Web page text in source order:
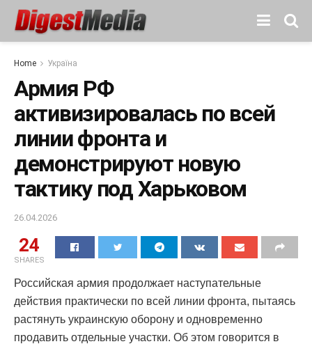
Home Україна
Армия РФ
активизировалась по всей
линии фронта и
демонстрируют новую
тактику под Харьковом
26.04.2026
24
SHARES
Российская армия продолжает наступательные
действия практически по всей линии фронта, пытаясь
растянуть украинскую оборону и одновременно
продавить отдельные участки. Об этом говорится в